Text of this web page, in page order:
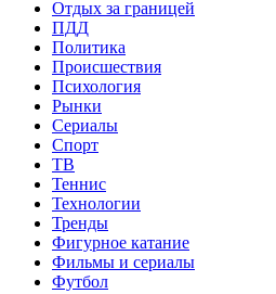
Отдых за границей
ПДД
Политика
Происшествия
Психология
Рынки
Сериалы
Спорт
ТВ
Теннис
Технологии
Тренды
Фигурное катание
Фильмы и сериалы
Футбол